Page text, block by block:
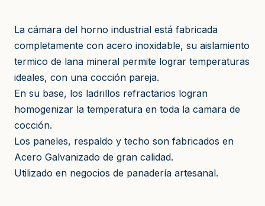
La cámara del horno industrial está fabricada
completamente con acero inoxidable, su aislamiento
termico de lana mineral permite lograr temperaturas
ideales, con una cocción pareja.
En su base, los ladrillos refractarios logran
homogenizar la temperatura en toda la camara de
cocción.
Los paneles, respaldo y techo son fabricados en
Acero Galvanizado de gran calidad.
Utilizado en negocios de panadería artesanal.